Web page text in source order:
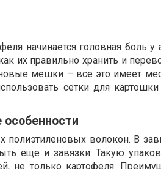
начинается головная боль у
их правильно хранить и
мешки – все это имеет
сетки для картошки
волокон. В
еще и завязки. Такую
не только картофеля.